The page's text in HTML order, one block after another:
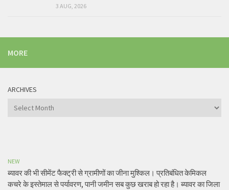
3 AUG, 2026
MORE
ARCHIVES
Archives
NEW
ब्यावर की भी सीमेंट फैक्ट्री से ग्रामीणों का जीना मुश्किल। प्रतिबंधित केमिकल
कचरे के इस्तेमाल से पर्यावरण, पानी जमीन सब कुछ खराब हो रहा है। ब्यावर का जिला